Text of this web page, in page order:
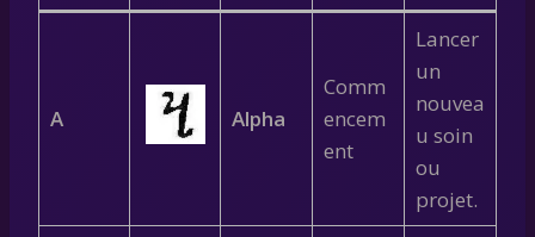
A Alpha
Comm
encem
ent
Lancer
un
nouvea
u soin
ou
projet.